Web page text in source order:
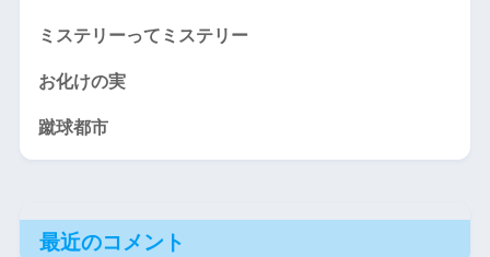
ミステリーってミステリー
お化けの実
蹴球都市
最近のコメント